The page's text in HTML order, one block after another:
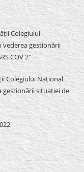
Colegiului
vederea gestionării
COV 2″
Colegiului Național
gestionării situației de